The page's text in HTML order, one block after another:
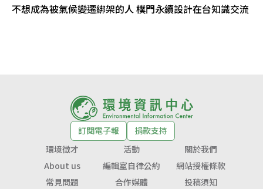
不想成為被氣候變遷綁架的人 樸門永續設計在台知識交流
訂閱電子報
捐款支持
環境徵才
活動
關於我們
About us
編輯室自律公約
網站授權條款
常見問題
合作媒體 投稿須知